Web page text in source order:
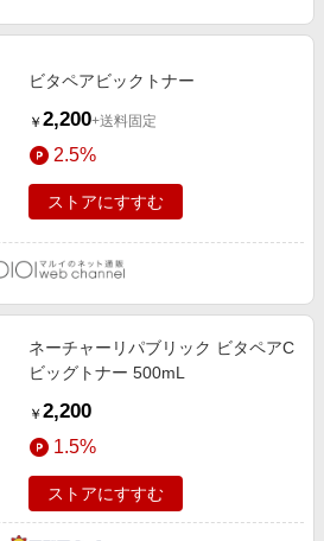
ビタペアビックトナー
￥ 2,200+送料固定
2.5%
ストアにすすむ
ネーチャーリパブリック ビタペアC
ビッグトナー 500mL
￥ 2,200
1.5%
ストアにすすむ